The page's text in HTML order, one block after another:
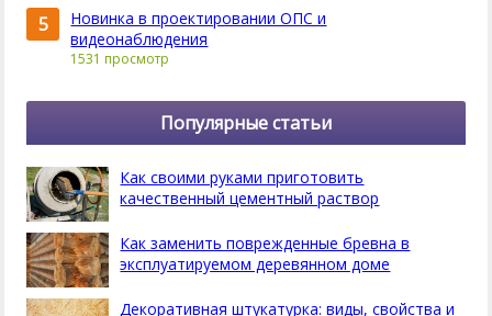
5
Новинка в проектировании ОПС и
видеонаблюдения
1531 просмотр
Популярные статьи
Как своими руками приготовить
качественный цементный раствор
Как заменить поврежденные бревна в
эксплуатируемом деревянном доме
Декоративная штукатурка: виды, свойства и